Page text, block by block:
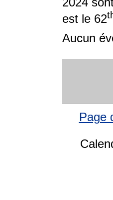
est le 62
Aucun
Page